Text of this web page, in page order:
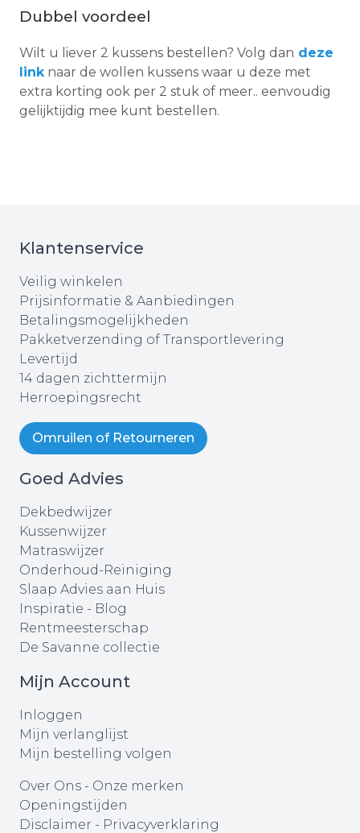
Dubbel voordeel
Wilt u liever 2 kussens bestellen? Volg dan deze
linknaar de wollen kussens waar u deze met
extra korting ook per 2 stuk of meer.. eenvoudig
gelijktijdig mee kunt bestellen.
Klantenservice
Veilig winkelen
Prijsinformatie & Aanbiedingen
Betalingsmogelijkheden
Pakketverzending of Transportlevering
Levertijd
14 dagen zichttermijn
Herroepingsrecht
Omruilen of Retourneren
Goed Advies
Dekbedwijzer
Kussenwijzer
Matraswijzer
Onderhoud-Reiniging
Slaap Advies aan Huis
Inspiratie - Blog
Rentmeesterschap
De Savanne collectie
Mijn Account
Inloggen
Mijn verlanglijst
Mijn bestelling volgen
Over Ons - Onze merken
Openingstijden
Disclaimer - Privacyverklaring